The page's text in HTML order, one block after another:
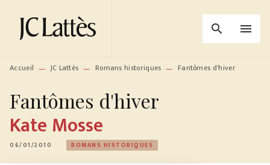
MENU RECHERCHE
PIED DE PAGE
search menu
Accueil — JC Lattès — Romans historiques — Fantômes d'hiver
Fantômes d'hiver
Kate Mosse
06/01/2010 ROMANS HISTORIQUES